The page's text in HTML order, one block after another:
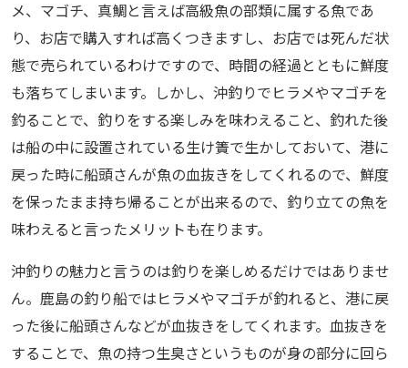
メ、マゴチ、真鯛と言えば高級魚の部類に属する魚であ
り、お店で購入すれば高くつきますし、お店では死んだ状
態で売られているわけですので、時間の経過とともに鮮度
も落ちてしまいます。しかし、沖釣りでヒラメやマゴチを
釣ることで、釣りをする楽しみを味わえること、釣れた後
は船の中に設置されている生け簀で生かしておいて、港に
戻った時に船頭さんが魚の血抜きをしてくれるので、鮮度
を保ったまま持ち帰ることが出来るので、釣り立ての魚を
味わえると言ったメリットも在ります。
沖釣りの魅力と言うのは釣りを楽しめるだけではありませ
ん。鹿島の釣り船ではヒラメやマゴチが釣れると、港に戻
った後に船頭さんなどが血抜きをしてくれます。血抜きを
することで、魚の持つ生臭さというものが身の部分に回ら